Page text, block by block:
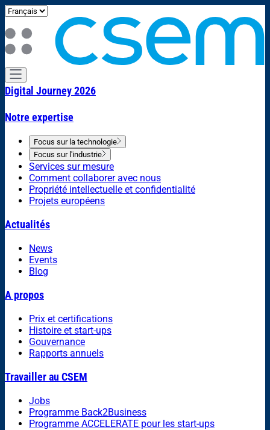
Digital Journey 2026
Notre expertise
Focus sur la technologie
Focus sur l'industrie
Services sur mesure
Comment collaborer avec nous
Propriété intellectuelle et confidentialité
Projets européens
Actualités
News
Events
Blog
A propos
Prix et certifications
Histoire et start-ups
Gouvernance
Rapports annuels
Travailler au CSEM
Jobs
Programme Back2Business
Programme ACCELERATE pour les start-ups